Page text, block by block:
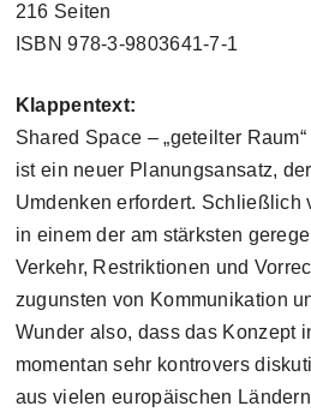
216 Seiten
ISBN 978-3-9803641-7-1
Klappentext:
Shared Space – „geteilter
ist ein neuer Planungsansatz,
Umdenken erfordert. Schließlich
in einem der am stärksten
Verkehr, Restriktionen und
zugunsten von Kommunikation
Wunder also, dass das Konzept
momentan sehr kontrovers
aus vielen europäischen